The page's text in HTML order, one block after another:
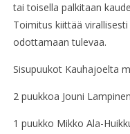
tai toisella palkitaan
Toimitus kiittää
odottamaan tulevaa.
Sisupuukot Kauhajoelta
2 puukkoa Jouni Lampinen
1 puukko Mikko Ala-